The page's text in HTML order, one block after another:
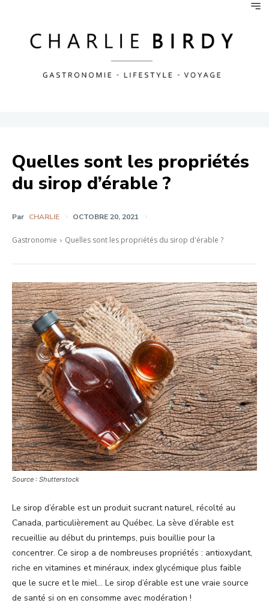
Quelles sont les propriétés
du sirop d’érable ?
Par CHARLIE OCTOBRE 20, 2021
Gastronomie Quelles sont les propriétés du sirop d'érable ?
Source : Shutterstock
Le sirop d’érable est un produit sucrant naturel, récolté au
Canada, particulièrement au Québec. La sève d’érable est
recueillie au début du printemps, puis bouillie pour la
concentrer. Ce sirop a de nombreuses propriétés : antioxydant,
riche en vitamines et minéraux, index glycémique plus faible
que le sucre et le miel… Le sirop d’érable est une vraie source
de santé si on en consomme avec modération !